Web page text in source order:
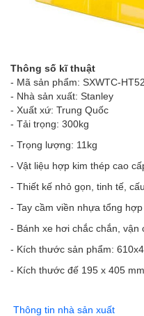
Thông số kĩ thuật
- Mã sản phẩm: SXWTC-
- Nhà sản xuất: Stanley
- Xuất xứ: Trung Quốc
- Tải trọng: 300kg
- Trọng lượng: 11kg
- Vật liệu hợp kim thép cao
- Thiết kế nhỏ gọn, tinh tế,
- Tay cầm viền nhựa tổng
- Bánh xe hơi chắc chắn, vận
- Kích thước sản phẩm:
- Kích thước đế 195 x 405 mm
Thông tin nhà sản xuất